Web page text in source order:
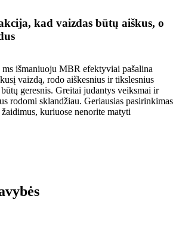
kad vaizdas būtų aiškus, o
ms išmaniuoju MBR efektyviai pašalina
vaizdą, rodo aiškesnius ir tikslesnius
geresnis. Greitai judantys veiksmai ir
rodomi sklandžiau. Geriausias pasirinkimas
kuriuose nenorite matyti